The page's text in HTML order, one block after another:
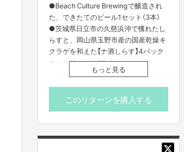
●Beach Culture Brewingで醸造され
た、できたてのビール1セット（3本）
●茨城県日立市の久慈浜沖で獲れたし
らすと、岡山県玉野市産の国産乾燥キ
クラゲを和えた【ナ酒しらす】4パック
セット（1パック60g）
●【日玉黎BEACH】ラベルステッカー1
枚
●期間限定公開の動画
ます
もっと見る
このリターンを購入する